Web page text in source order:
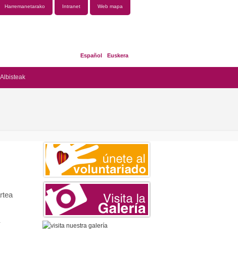
Harremanetarako Intranet Web mapa
Español Euskera
Albisteak